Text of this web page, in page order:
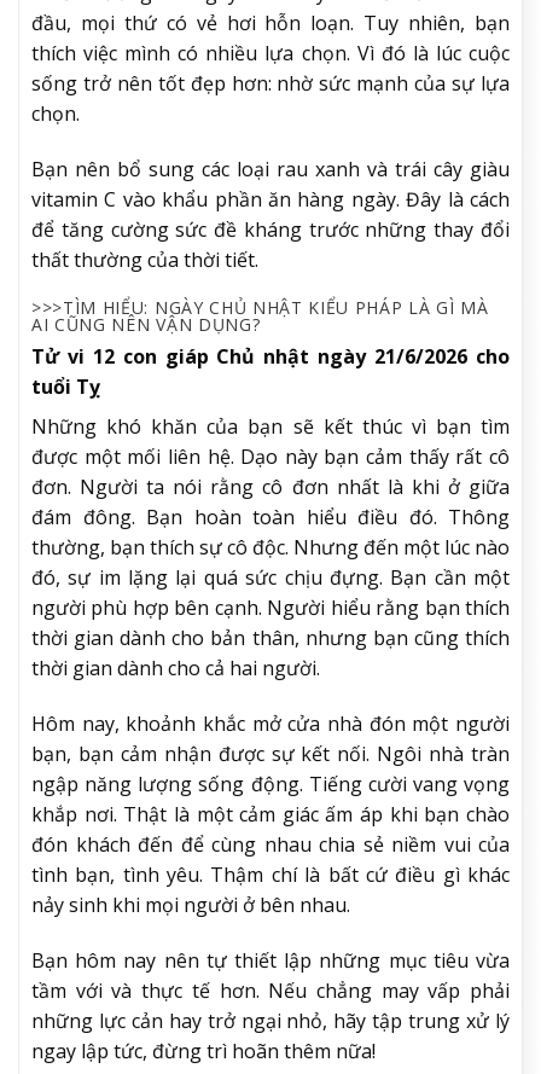
đầu, mọi thứ có vẻ hơi hỗn loạn. Tuy nhiên, bạn
thích việc mình có nhiều lựa chọn. Vì đó là lúc cuộc
sống trở nên tốt đẹp hơn: nhờ sức mạnh của sự lựa
chọn.
Bạn nên bổ sung các loại rau xanh và trái cây giàu
vitamin C vào khẩu phần ăn hàng ngày. Đây là cách
để tăng cường sức đề kháng trước những thay đổi
thất thường của thời tiết.
>>>TÌM HIỂU: NGÀY CHỦ NHẬT KIỂU PHÁP LÀ GÌ MÀ
AI CŨNG NÊN VẬN DỤNG?
Tử vi 12 con giáp Chủ nhật ngày 21/6/2026 cho
tuổi Tỵ
Những khó khăn của bạn sẽ kết thúc vì bạn tìm
được một mối liên hệ. Dạo này bạn cảm thấy rất cô
đơn. Người ta nói rằng cô đơn nhất là khi ở giữa
đám đông. Bạn hoàn toàn hiểu điều đó. Thông
thường, bạn thích sự cô độc. Nhưng đến một lúc nào
đó, sự im lặng lại quá sức chịu đựng. Bạn cần một
người phù hợp bên cạnh. Người hiểu rằng bạn thích
thời gian dành cho bản thân, nhưng bạn cũng thích
thời gian dành cho cả hai người.
Hôm nay, khoảnh khắc mở cửa nhà đón một người
bạn, bạn cảm nhận được sự kết nối. Ngôi nhà tràn
ngập năng lượng sống động. Tiếng cười vang vọng
khắp nơi. Thật là một cảm giác ấm áp khi bạn chào
đón khách đến để cùng nhau chia sẻ niềm vui của
tình bạn, tình yêu. Thậm chí là bất cứ điều gì khác
nảy sinh khi mọi người ở bên nhau.
Bạn hôm nay nên tự thiết lập những mục tiêu vừa
tầm với và thực tế hơn. Nếu chẳng may vấp phải
những lực cản hay trở ngại nhỏ, hãy tập trung xử lý
ngay lập tức, đừng trì hoãn thêm nữa!